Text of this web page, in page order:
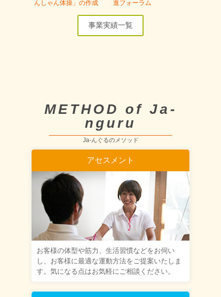
んしゃん体操」の作成 進フォーラム
事業実績一覧
METHOD of Ja-
nguru
Ja-んぐるのメソッド
アセスメント
お客様の体型や筋力、生活習慣などをお伺い
し、お客様に最適な運動方法をご提案いたしま
す。気になる点はお気軽にご相談ください。